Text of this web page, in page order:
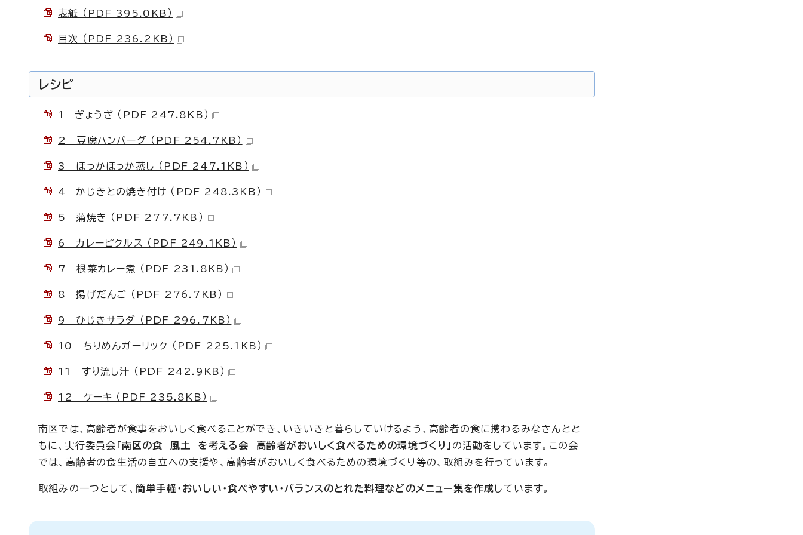
表紙 （PDF 395.0KB）
目次 （PDF 236.2KB）
レシピ
1 ぎょうざ （PDF 247.8KB）
2 豆腐ハンバーグ （PDF 254.7KB）
3 ほっかほっか蒸し （PDF 247.1KB）
4 かじきとの焼き付け （PDF 248.3KB）
5 蒲焼き （PDF 277.7KB）
6 カレーピクルス （PDF 249.1KB）
7 根菜カレー煮 （PDF 231.8KB）
8 揚げだんご （PDF 276.7KB）
9 ひじきサラダ （PDF 296.7KB）
10 ちりめんガーリック （PDF 225.1KB）
11 すり流し汁 （PDF 242.9KB）
12 ケーキ （PDF 235.8KB）
南区では、高齢者が食事をおいしく食べることができ、いきいきと暮らしていけるよう、高齢者の食に携わるみなさんとと
もに、実行委員会
「南区の食 風土 を考える会 高齢者がおいしく食べるための環境づくり」 の活動をしています。この会
では、高齢者の食生活の自立への支援や、高齢者がおいしく食べるための環境づくり等の、取組みを行っています。
取組みの一つとして、 簡単手軽・おいしい・食べやすい・バランスのとれた料理などのメニュー集を作成 しています。